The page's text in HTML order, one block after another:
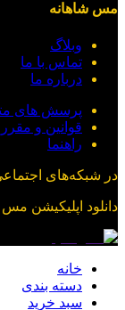
مس شاهانه
وبلاگ
تماس با ما
درباره ما
پرسش های
قوانین و
راهنما
در شبکه‌های
دانلود اپلیکیشن مس
خانه
دسته بندی
سبد خرید